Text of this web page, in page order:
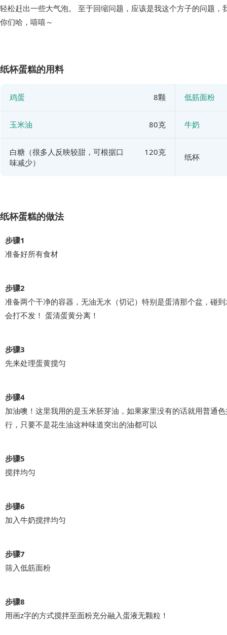
轻松赶出一些大气泡。 至于回缩问题，应该是我这个方子的问题
你们哈，嘻嘻～
纸杯蛋糕的用料
鸡蛋 8颗 低筋面粉
玉米油 80克 牛奶
白糖（很多人反映较甜，可根据口
味减少）
120克 纸杯
纸杯蛋糕的做法
步骤1
准备好所有食材
步骤2
准备两个干净的容器，无油无水（切记）特别是蛋清那个盆，碰
会打不发！ 蛋清蛋黄分离！
步骤3
先来处理蛋黄搅匀
步骤4
加油噢！这里我用的是玉米胚芽油，如果家里没有的话就用普通
行，只要不是花生油这种味道突出的油都可以
步骤5
搅拌均匀
步骤6
加入牛奶搅拌均匀
步骤7
筛入低筋面粉
步骤8
用画z字的方式搅拌至面粉充分融入蛋液无颗粒！